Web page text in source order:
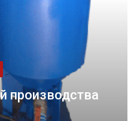
производства